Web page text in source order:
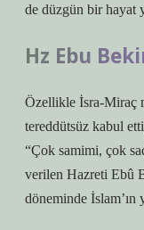
de düzgün bir hayat
Hz Ebu
Özellikle İsra-Miraç
tereddütsüz kabul
“Çok samimi, çok
verilen Hazreti Ebû
döneminde İslam’ın